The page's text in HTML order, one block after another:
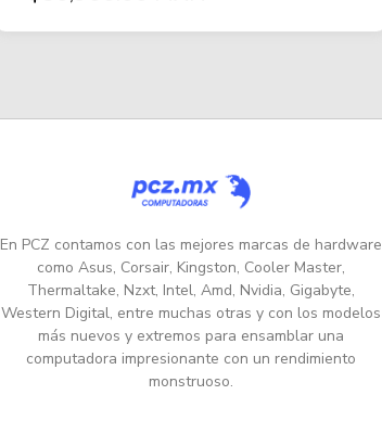
En PCZ contamos con las mejores marcas de hardware
como Asus, Corsair, Kingston, Cooler Master,
Thermaltake, Nzxt, Intel, Amd, Nvidia, Gigabyte,
Western Digital, entre muchas otras y con los modelos
más nuevos y extremos para ensamblar una
computadora impresionante con un rendimiento
monstruoso.